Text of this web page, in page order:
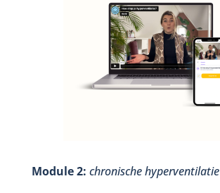
Module 2: chronische hyperventilatie